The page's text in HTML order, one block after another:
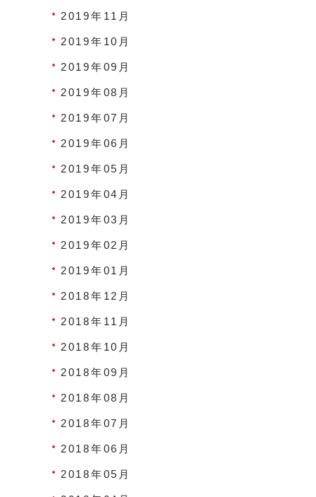
2019年11月
2019年10月
2019年09月
2019年08月
2019年07月
2019年06月
2019年05月
2019年04月
2019年03月
2019年02月
2019年01月
2018年12月
2018年11月
2018年10月
2018年09月
2018年08月
2018年07月
2018年06月
2018年05月